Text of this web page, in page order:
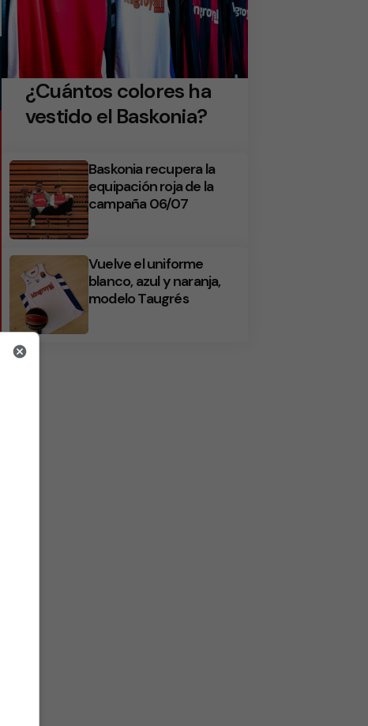
¿Cuántos colores ha
vestido el Baskonia?
Baskonia recupera la
equipación roja de la
campaña 06/07
Vuelve el uniforme
blanco, azul y naranja,
modelo Taugrés